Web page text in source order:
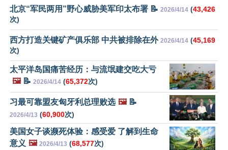
北京“军民两用”野心威胁美军印太布署 📝 2026/4/14 (43,426
次)
西方打造关键矿产俱乐部 中共被排除在外 2026/4/14 (45,169
次)
太平洋岛国痛苦经历：与流氓建交吃大亏
🖼️📝 2026/4/14 (65,372次)
习最可靠盟友匈牙利总理败选 🖼️📝
2026/4/13 (60,900次)
美国女子谈濒死体验：感受爱 了解到生命
意义 🖼️ 2026/4/13 (68,577次)